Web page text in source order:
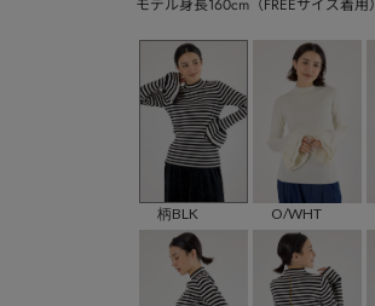
モデル身長160cm（FREEサイズ着用）
柄BLK O/WHT